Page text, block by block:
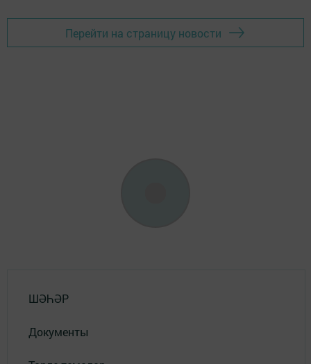
Перейти на страницу новости
ШӘҺӘР
Документы